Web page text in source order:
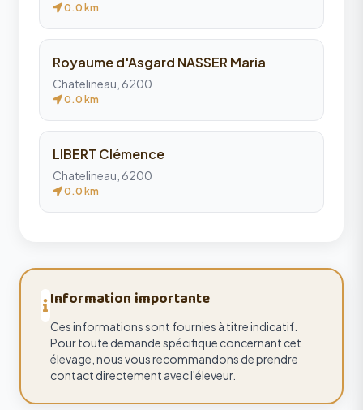
0.0 km
Royaume d'Asgard NASSER Maria
Chatelineau, 6200
0.0 km
LIBERT Clémence
Chatelineau, 6200
0.0 km
Information importante
Ces informations sont fournies à titre indicatif.
Pour toute demande spécifique concernant cet
élevage, nous vous recommandons de prendre
contact directement avec l'éleveur.